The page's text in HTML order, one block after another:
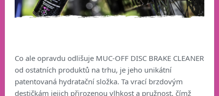
Co ale opravdu odlišuje MUC-OFF DISC BRAKE CLEANER
od ostatních produktů na trhu, je jeho unikátní
patentovaná hydratační složka. Ta vrací brzdovým
destičkám jejich přirozenou vlhkost a pružnost, čímž